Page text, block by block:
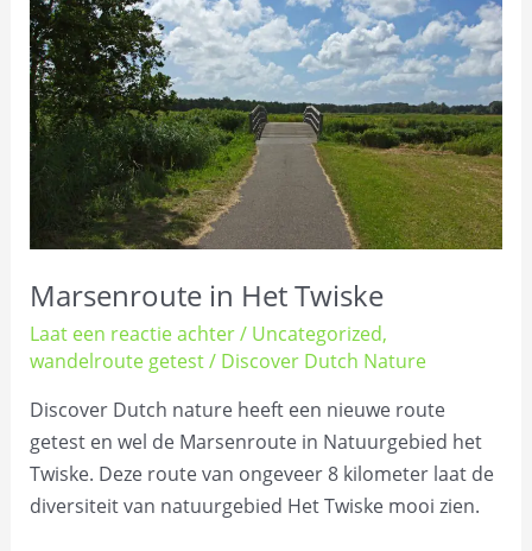
Marsenroute in Het Twiske
Laat een reactie achter/ Uncategorized,
wandelroute getest/ Discover Dutch Nature
Discover Dutch nature heeft een nieuwe route
getest en wel de Marsenroute in Natuurgebied het
Twiske. Deze route van ongeveer 8 kilometer laat de
diversiteit van natuurgebied Het Twiske mooi zien.
Het
Twiske